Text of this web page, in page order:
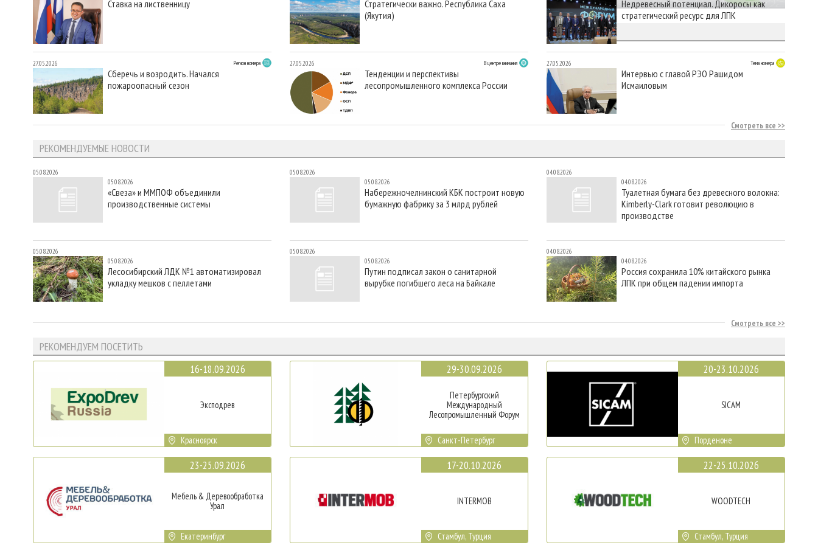
МЕДИА
Ставка на лиственницу
27.05.2026 Регион номера
Сберечь и возродить. Начался
пожароопасный сезон
Стратегически важно. Республика Саха
(Якутия)
27.05.2026 В центре внимания
Тенденции и перспективы
лесопромышленного комплекса России
Недревесный потенциал. Дикоросы как
стратегический ресурс для ЛПК
27.05.2026 Тема номера
Интервью с главой РЭО Рашидом
Исмаиловым
Смотреть все
РЕКОМЕНДУЕМЫЕ НОВОСТИ
05.08.2026
05.08.2026
«Свеза» и ММПОФ объединили
производственные системы
05.08.2026
05.08.2026
Лесосибирский ЛДК №1 автоматизировал
укладку мешков с пеллетами
05.08.2026
05.08.2026
Набережночелнинский КБК построит новую
бумажную фабрику за 3 млрд рублей
05.08.2026
05.08.2026
Путин подписал закон о санитарной
вырубке погибшего леса на Байкале
04.08.2026
04.08.2026
Туалетная бумага без древесного волокна:
Kimberly-Clark готовит революцию в
производстве
04.08.2026
04.08.2026
Россия сохранила 10% китайского рынка
ЛПК при общем падении импорта
Смотреть все
РЕКОМЕНДУЕМ ПОСЕТИТЬ
16-18.09.2026
Эксподрев
Красноярск
23-25.09.2026
Мебель & Деревообработка
Урал
Екатеринбург
29-30.09.2026
Петербургский
Международный
Лесопромышленный Форум
Санкт-Петербург
17-20.10.2026
INTERMOB
Стамбул, Турция
20-23.10.2026
SICAM
Порденоне
22-25.10.2026
WOODTECH
Стамбул, Турция